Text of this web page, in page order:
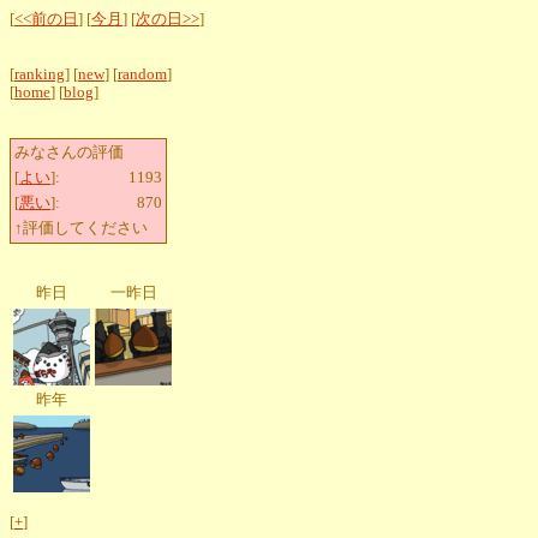
[<<前の日 ] [今月 ] [次の日>>]
[ranking] [new] [random]
[home] [blog]
みなさんの評価
[よい]:
1193
[悪い]:
870
↑評価してください
昨日 一昨日
昨年
[+]